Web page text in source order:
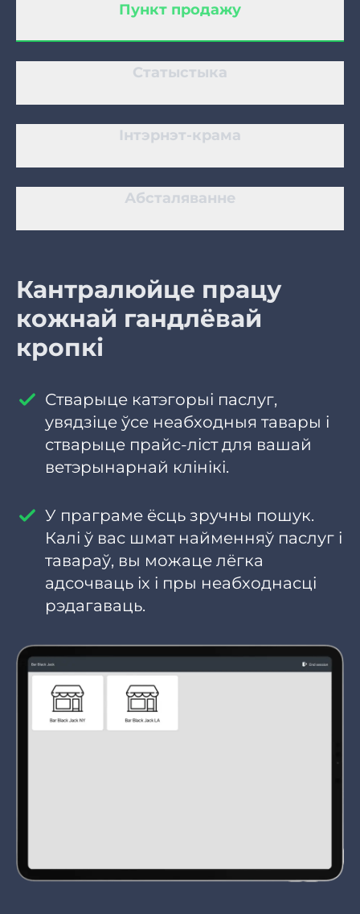
Пункт продажу
Статыстыка
Інтэрнэт-крама
Абсталяванне
Кантралюйце працу
кожнай гандлёвай
кропкі
Стварыце катэгорыі паслуг,
увядзіце ўсе неабходныя тавары і
стварыце прайс-ліст для вашай
ветэрынарнай клінікі.
У праграме ёсць зручны пошук.
Калі ў вас шмат найменняў паслуг і
тавараў, вы можаце лёгка
адсочваць іх і пры неабходнасці
рэдагаваць.